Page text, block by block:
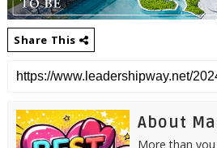
Share This
About
More than